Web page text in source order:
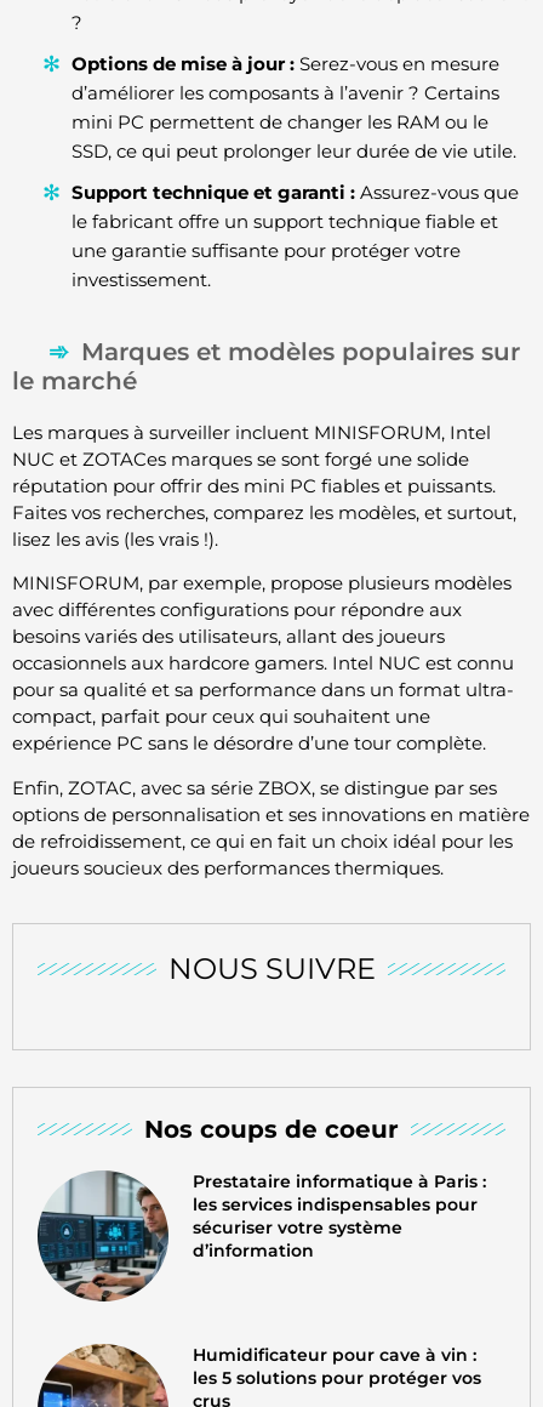
NOUS SUIVRE
Nos coups de coeur
Prestataire informatique à Paris :
les services indispensables pour
sécuriser votre système
d’information
Humidificateur pour cave à vin :
les 5 solutions pour protéger vos
crus
?
Options de mise à jour : Serez-vous en mesure
d’améliorer les composants à l’avenir ? Certains
mini PC permettent de changer les RAM ou le
SSD, ce qui peut prolonger leur durée de vie utile.
Support technique et garanti : Assurez-vous que
le fabricant offre un support technique fiable et
une garantie suffisante pour protéger votre
investissement.
Marques et modèles populaires sur
le marché
Les marques à surveiller incluent MINISFORUM, Intel
NUC et ZOTACes marques se sont forgé une solide
réputation pour offrir des mini PC fiables et puissants.
Faites vos recherches, comparez les modèles, et surtout,
lisez les avis (les vrais !).
MINISFORUM, par exemple, propose plusieurs modèles
avec différentes configurations pour répondre aux
besoins variés des utilisateurs, allant des joueurs
occasionnels aux hardcore gamers. Intel NUC est connu
pour sa qualité et sa performance dans un format ultra-
compact, parfait pour ceux qui souhaitent une
expérience PC sans le désordre d’une tour complète.
Enfin, ZOTAC, avec sa série ZBOX, se distingue par ses
options de personnalisation et ses innovations en matière
de refroidissement, ce qui en fait un choix idéal pour les
joueurs soucieux des performances thermiques.